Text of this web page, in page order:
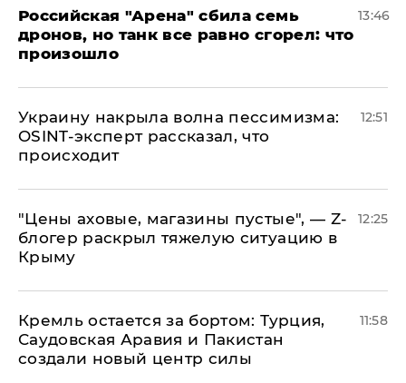
​Российская "Арена" сбила семь
дронов, но танк все равно сгорел: что
произошло
13:46
​Украину накрыла волна пессимизма:
OSINT-эксперт рассказал, что
происходит
12:51
​"Цены аховые, магазины пустые", — Z-
блогер раскрыл тяжелую ситуацию в
Крыму
12:25
​Кремль остается за бортом: Турция,
Саудовская Аравия и Пакистан
создали новый центр силы
11:58